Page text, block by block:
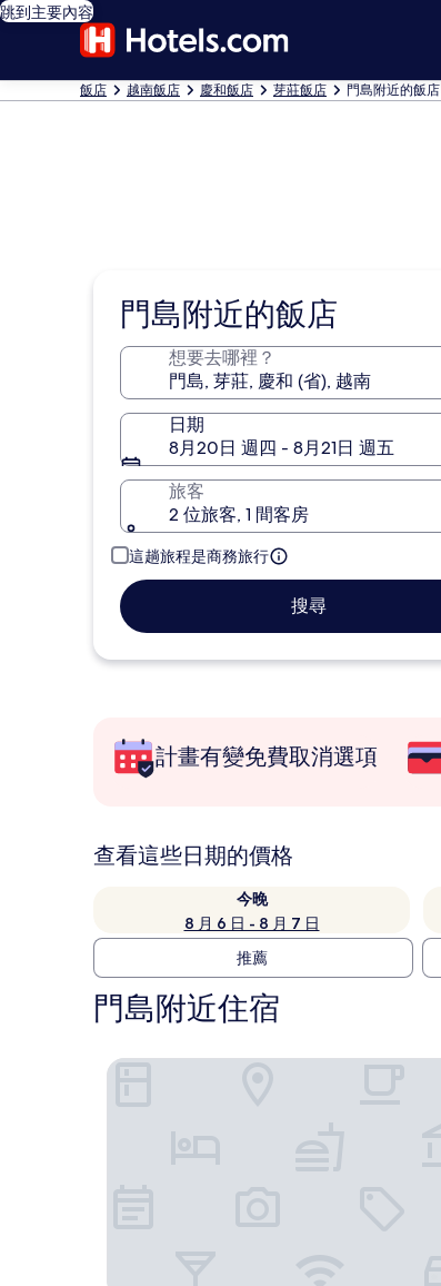
跳到主要內容
飯店 越南飯店 慶和飯店 芽莊飯店 門島附近的飯店
門島附近的飯店
想要去哪裡？
日期
8月20日 週四 - 8月21日 週五
旅客
2 位旅客, 1 間客房
這趟旅程是商務旅行
搜尋
計畫有變免費取消選項
查看這些日期的價格
今晚
8 月 6 日 - 8 月 7 日
推薦
門島附近住宿
芽莊 Vinpearl Luxury 飯店